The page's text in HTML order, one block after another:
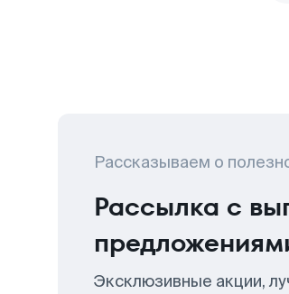
Рассказываем о
Рассылка с
Эксклюзивные акции,